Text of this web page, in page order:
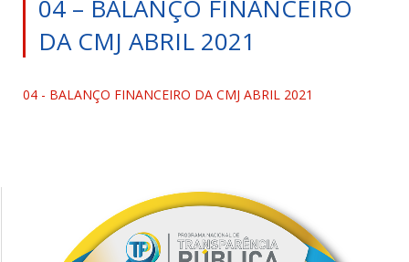
04 – BALANÇO FINANCEIRO
DA CMJ ABRIL 2021
04 - BALANÇO FINANCEIRO DA CMJ ABRIL 2021